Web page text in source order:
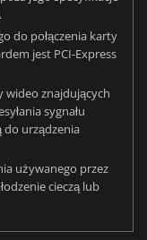
do połączenia karty
jest PCI-Express
wideo znajdujących
sygnału
do urządzenia
używanego przez
cieczą lub